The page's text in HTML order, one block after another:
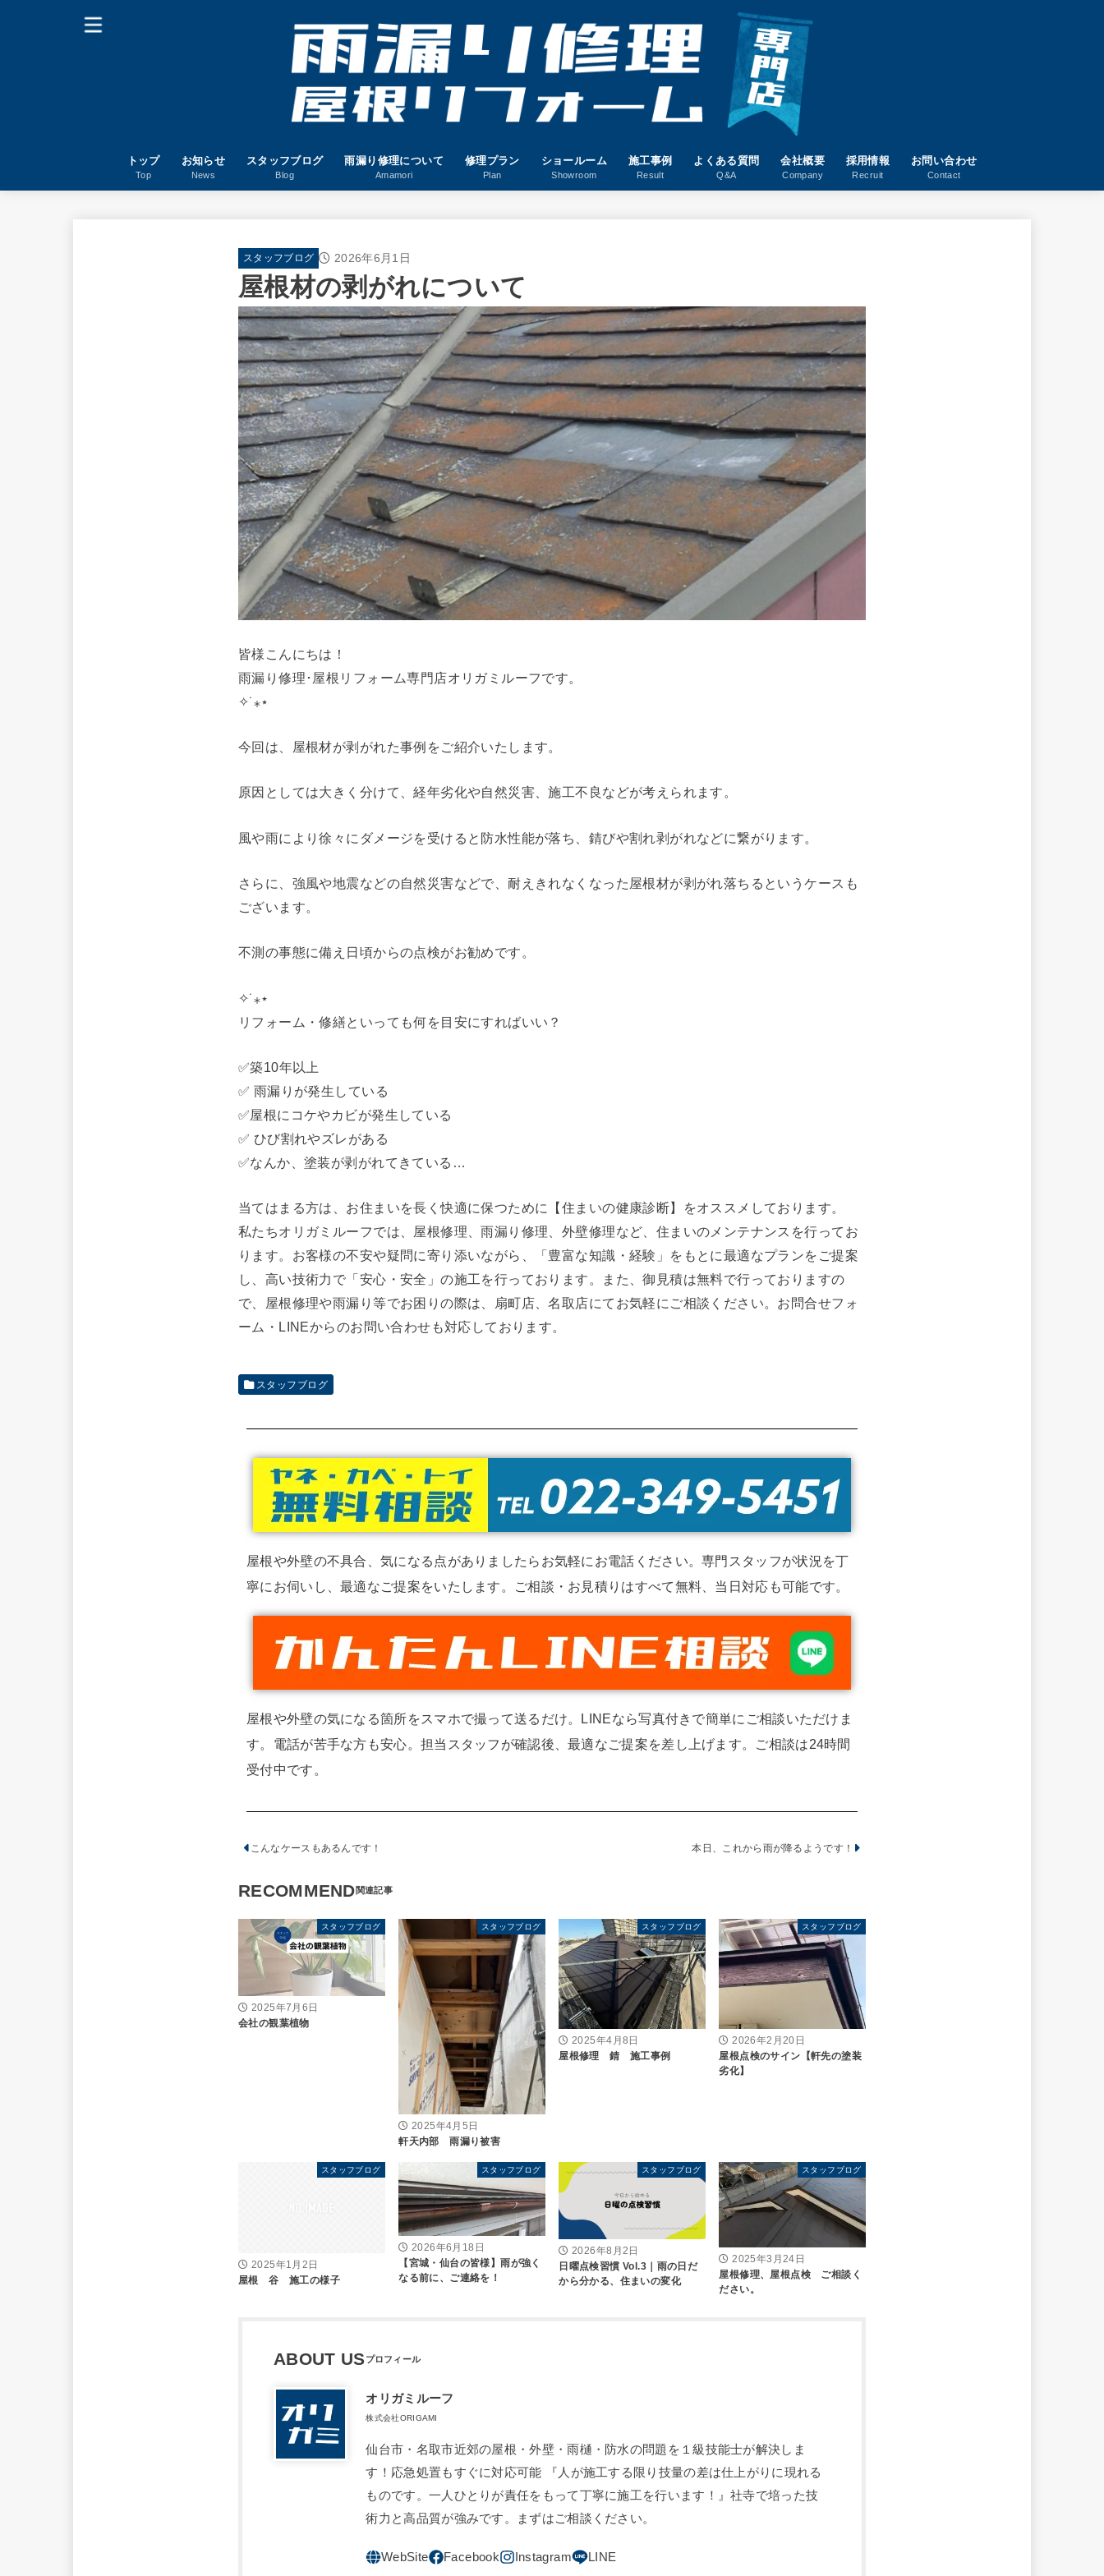
トップ
Top
お知らせ
News
スタッフブログ
Blog
雨漏り修理について
Amamori
修理プラン
Plan
ショールーム
Showroom
施工事例
Result
よくある質問
Q&A
会社概要
Company
採用情報
Recruit
お問い合わせ
Contact
スタッフブログ 2026年6月1日
屋根材の剥がれについて
皆様こんにちは！
雨漏り修理･屋根リフォーム専門店オリガミルーフです。
✧˙⁎⋆
今回は、屋根材が剥がれた事例をご紹介いたします。
原因としては大きく分けて、経年劣化や自然災害、施工不良などが考えられます。
風や雨により徐々にダメージを受けると防水性能が落ち、錆びや割れ剥がれなどに繋がります。
さらに、強風や地震などの自然災害などで、耐えきれなくなった屋根材が剥がれ落ちるというケースも
ございます。
不測の事態に備え日頃からの点検がお勧めです。
✧˙⁎⋆
リフォーム・修繕といっても何を目安にすればいい？
✅築10年以上
✅ 雨漏りが発生している
✅屋根にコケやカビが発生している
✅ ひび割れやズレがある
✅なんか、塗装が剥がれてきている…
当てはまる方は、お住まいを長く快適に保つために【住まいの健康診断】をオススメしております。
私たちオリガミルーフでは、屋根修理、雨漏り修理、外壁修理など、住まいのメンテナンスを行ってお
ります。お客様の不安や疑問に寄り添いながら、「豊富な知識・経験」をもとに最適なプランをご提案
し、高い技術力で「安心・安全」の施工を行っております。また、御見積は無料で行っておりますの
で、屋根修理や雨漏り等でお困りの際は、扇町店、名取店にてお気軽にご相談ください。お問合せフォ
ーム・LINEからのお問い合わせも対応しております。
スタッフブログ
屋根や外壁の不具合、気になる点がありましたらお気軽にお電話ください。専門スタッフが状況を丁
寧にお伺いし、最適なご提案をいたします。ご相談・お見積りはすべて無料、当日対応も可能です。
屋根や外壁の気になる箇所をスマホで撮って送るだけ。LINEなら写真付きで簡単にご相談いただけま
す。電話が苦手な方も安心。担当スタッフが確認後、最適なご提案を差し上げます。ご相談は24時間
受付中です。
こんなケースもあるんです！ 本日、これから雨が降るようです！
RECOMMEND
スタッフブログ
2025年7月6日
会社の観葉植物
スタッフブログ
2025年4月5日
軒天内部 雨漏り被害
スタッフブログ
2025年4月8日
屋根修理 錆 施工事例
スタッフブログ
2026年2月20日
屋根点検のサイン【軒先の塗装
劣化】
スタッフブログ
2025年1月2日
屋根 谷 施工の様子
スタッフブログ
2026年6月18日
【宮城・仙台の皆様】雨が強く
なる前に、ご連絡を！
スタッフブログ
2026年8月2日
日曜点検習慣 Vol.3｜雨の日だ
から分かる、住まいの変化
スタッフブログ
2025年3月24日
屋根修理、屋根点検 ご相談く
ださい。
ABOUT US
オリガミルーフ
株式会社ORIGAMI
仙台市・名取市近郊の屋根・外壁・雨樋・防水の問題を１級技能士が解決しま
す！応急処置もすぐに対応可能 『人が施工する限り技量の差は仕上がりに現れる
ものです。一人ひとりが責任をもって丁寧に施工を行います！』社寺で培った技
術力と高品質が強みです。まずはご相談ください。